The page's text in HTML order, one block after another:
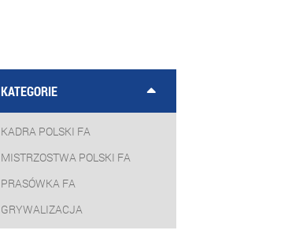
KATEGORIE
KADRA POLSKI FA
MISTRZOSTWA POLSKI FA
PRASÓWKA FA
GRYWALIZACJA